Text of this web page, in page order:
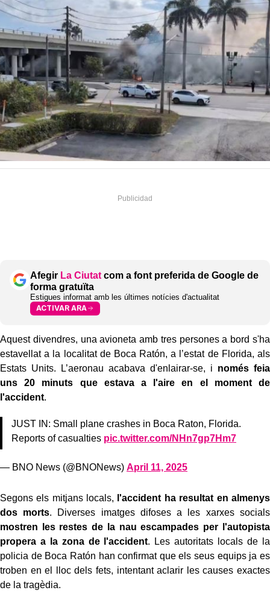
Afegir La Ciutat com a font preferida de Google de
forma gratuïta
Estigues informat amb les últimes notícies d'actualitat
ACTIVAR ARA
Aquest divendres, una avioneta amb tres persones a bord s'ha
estavellat a la localitat de Boca Ratón, a l’estat de Florida, als
Estats Units. L’aeronau acabava d'enlairar-se, i només feia
uns 20 minuts que estava a l'aire en el moment de
l'accident.
JUST IN: Small plane crashes in Boca Raton, Florida.
Reports of casualties pic.twitter.com/NHn7gp7Hm7
— BNO News (@BNONews) April 11, 2025
Segons els mitjans locals, l'accident ha resultat en almenys
dos morts. Diverses imatges difoses a les xarxes socials
mostren les restes de la nau escampades per l'autopista
propera a la zona de l'accident. Les autoritats locals de la
policia de Boca Ratón han confirmat que els seus equips ja es
troben en el lloc dels fets, intentant aclarir les causes exactes
de la tragèdia.